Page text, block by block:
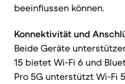
beeinflussen können.
Konnektivität und
Beide Geräte
15 bietet Wi-Fi 6 und
Pro 5G unterstützt Wi-Fi